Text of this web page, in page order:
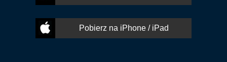
Pobierz na iPhone / iPad